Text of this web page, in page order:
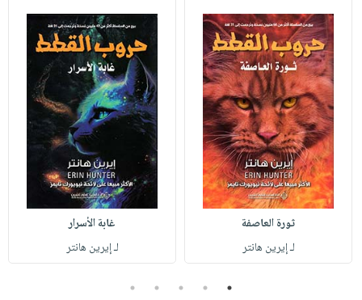
حلي
عناية
بالذات
صابون
أطفال
مناسبات
الشركة
سياسة
الشركة
فيديوهات
أسئلة
يتكرر
طرحها
خدمات
انشر
حسابك
لائحة
الأمنيات
عربة
التسوق
نشرة
الإصدارات
ثورة العاصفة
لـ إيرين هانتر
غابة الأسرار
لـ إيرين هانتر
1
2
3
4
5